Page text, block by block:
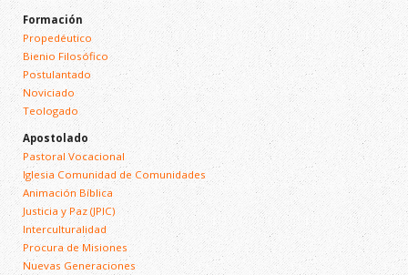
Formación
Propedéutico
Bienio Filosófico
Postulantado
Noviciado
Teologado
Apostolado
Pastoral Vocacional
Iglesia Comunidad de Comunidades
Animación Bíblica
Justicia y Paz (JPIC)
Interculturalidad
Procura de Misiones
Nuevas Generaciones